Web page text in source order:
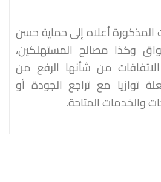
أعلاه إلى حماية حسن
وكذا مصالح المستهلكين،
من شأنها الرفع من
توازيا مع تراجع الجودة أو
والخدمات المتاحة.